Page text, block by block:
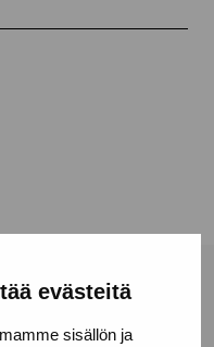
evästeitä
sisällön ja